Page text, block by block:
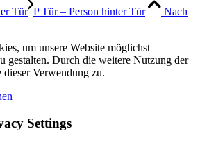
Tür P Tür – Person hinter Tür
Nach
um unsere Website möglichst
gestalten. Durch die weitere Nutzung der
dieser Verwendung zu.
Settings